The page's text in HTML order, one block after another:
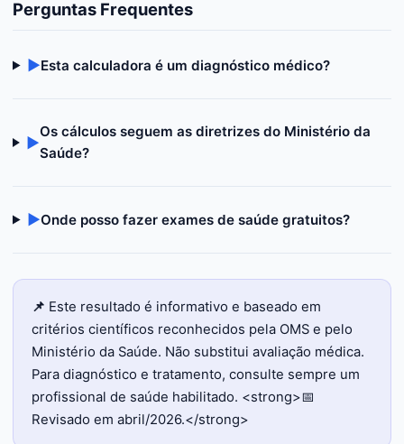
Perguntas Frequentes
▶Esta calculadora é um diagnóstico médico?
▶
Os cálculos seguem as diretrizes do Ministério da
Saúde?
▶Onde posso fazer exames de saúde gratuitos?
📌 Este resultado é informativo e baseado em
critérios científicos reconhecidos pela OMS e pelo
Ministério da Saúde. Não substitui avaliação médica.
Para diagnóstico e tratamento, consulte sempre um
profissional de saúde habilitado. <strong>📅
Revisado em abril/2026.</strong>